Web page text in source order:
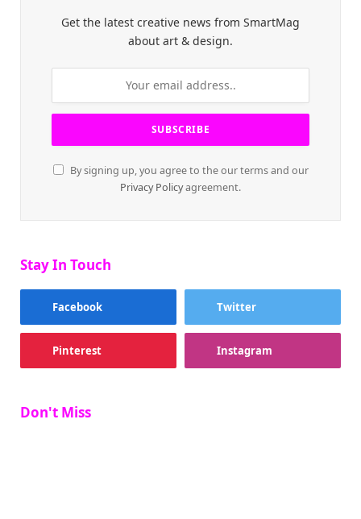
Get the latest creative news from SmartMag
about art & design.
By signing up, you agree to the our terms and our
Privacy Policyagreement.
Stay In Touch
Facebook Twitter
Pinterest Instagram
Don't Miss